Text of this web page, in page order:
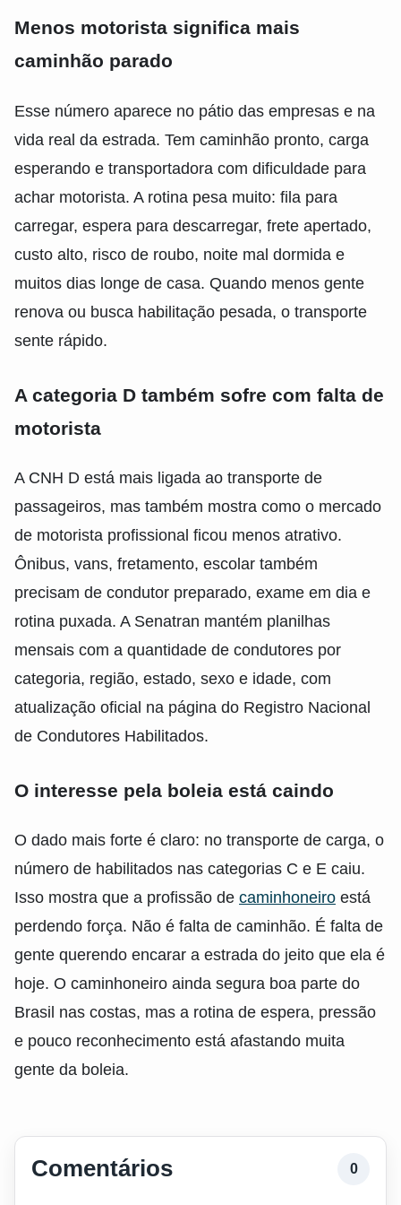
Menos motorista significa mais
caminhão parado
Esse número aparece no pátio das empresas e na
vida real da estrada. Tem caminhão pronto, carga
esperando e transportadora com dificuldade para
achar motorista. A rotina pesa muito: fila para
carregar, espera para descarregar, frete apertado,
custo alto, risco de roubo, noite mal dormida e
muitos dias longe de casa. Quando menos gente
renova ou busca habilitação pesada, o transporte
sente rápido.
A categoria D também sofre com falta de
motorista
A CNH D está mais ligada ao transporte de
passageiros, mas também mostra como o mercado
de motorista profissional ficou menos atrativo.
Ônibus, vans, fretamento, escolar também
precisam de condutor preparado, exame em dia e
rotina puxada. A Senatran mantém planilhas
mensais com a quantidade de condutores por
categoria, região, estado, sexo e idade, com
atualização oficial na página do Registro Nacional
de Condutores Habilitados.
O interesse pela boleia está caindo
O dado mais forte é claro: no transporte de carga, o
número de habilitados nas categorias C e E caiu.
Isso mostra que a profissão de caminhoneiro está
perdendo força. Não é falta de caminhão. É falta de
gente querendo encarar a estrada do jeito que ela é
hoje. O caminhoneiro ainda segura boa parte do
Brasil nas costas, mas a rotina de espera, pressão
e pouco reconhecimento está afastando muita
gente da boleia.
Comentários 0